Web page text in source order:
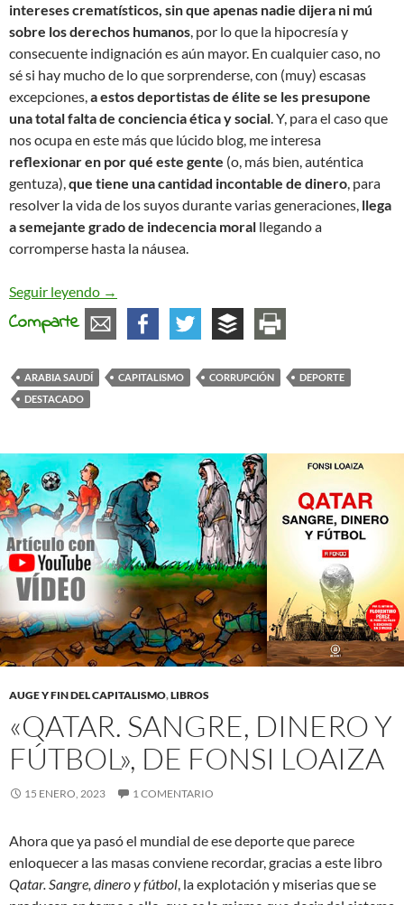
intereses crematísticos, sin que apenas nadie dijera ni mú
sobre los derechos humanos, por lo que la hipocresía y
consecuente indignación es aún mayor. En cualquier caso, no
sé si hay mucho de lo que sorprenderse, con (muy) escasas
excepciones,a estos deportistas de élite se les presupone
una total falta de conciencia ética y social. Y, para el caso que
nos ocupa en este más que lúcido blog, me interesa
reflexionar en por qué este gente (o, más bien, auténtica
gentuza),que tiene una cantidad incontable de dinero, para
resolver la vida de los suyos durante varias generaciones, llega
a semejante grado de indecencia moral llegando a
corromperse hasta la náusea.
Seguir leyendo Ídolos mercenarios del deporte
→
Comparte
ARABIA SAUDÍ CAPITALISMO CORRUPCIÓN
DEPORTE
DESTACADO
AUGE Y FIN DEL CAPITALISMO,LIBROS
«QATAR. SANGRE, DINERO Y
FÚTBOL», DE FONSI LOAIZA
15 ENERO, 2023 1 COMENTARIO
Ahora que ya pasó el mundial de ese deporte que parece
enloquecer a las masas conviene recordar, gracias a este libro
Qatar. Sangre, dinero y fútbol, la explotación y miserias que se